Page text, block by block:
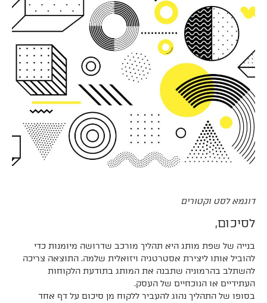
דוגמא לסט וקטורים
לסיכום,
בנייה של שפת מותג היא תהליך מורכב שדרושה מיומנות כדי
להוביל אותו ליצירת אסטרטגיה ויזואלית שלמה. התוצאה צריכה
להשתלב בהרמוניה שתבנה את המותג בתודעת הלקוחות
העתידיים או הנוכחיים של העסק.
בסופו של התהליך נהוג להעביר ללקוח מן סיכום על דף אחד